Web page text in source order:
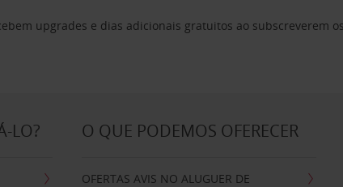
upgrades e dias adicionais gratuitos ao subscreverem
LO? O QUE PODEMOS OFERECER
OFERTAS AVIS NO ALUGUER DE